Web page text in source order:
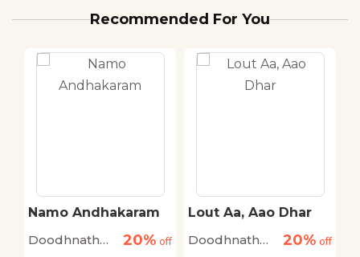
Recommended For You
Namo Andhakaram
Doodhnath
20% off
Lout Aa, Aao Dhar
Doodhnath
20% off